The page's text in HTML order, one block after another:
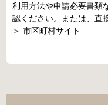
利用方法や申請必要書類
認ください。または、直
＞ 市区町村サイト